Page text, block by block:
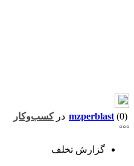
mzperblast (0) درکسب‌وکار
گزارش تخلف